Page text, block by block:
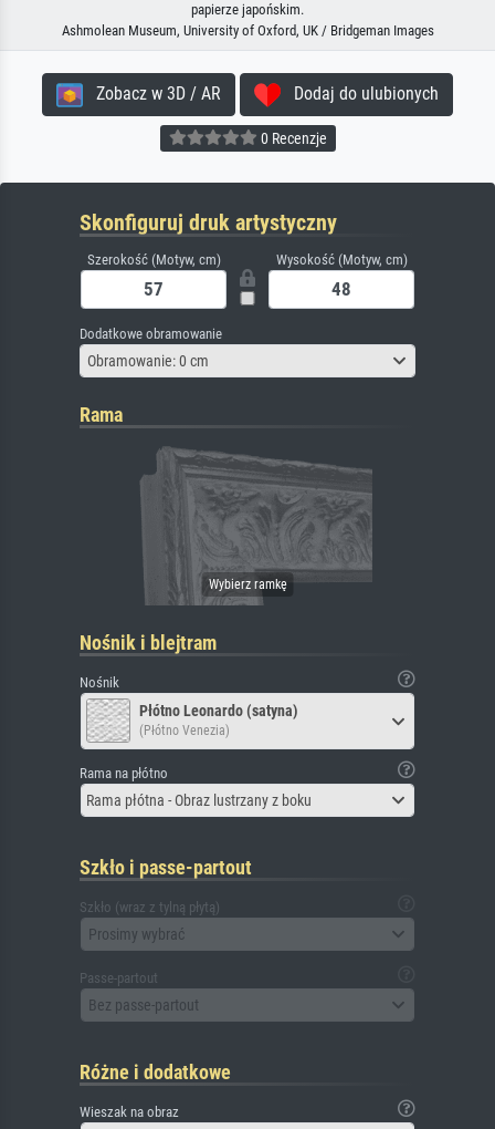
papierze japońskim.
Ashmolean Museum, University of Oxford, UK / Bridgeman Images
Zobacz w 3D / AR Dodaj do ulubionych
0 Recenzje
Skonfiguruj druk artystyczny
Szerokość (Motyw, cm) Wysokość (Motyw, cm)
Dodatkowe obramowanie
Obramowanie: 0 cm
Rama
Nośnik i blejtram
Nośnik
Płótno Leonardo (satyna)
(Płótno Venezia)
Rama na płótno
Rama płótna - Obraz lustrzany z boku
Szkło i passe-partout
Szkło (wraz z tylną płytą)
Prosimy wybrać
Passe-partout
Bez passe-partout
Różne i dodatkowe
Wieszak na obraz